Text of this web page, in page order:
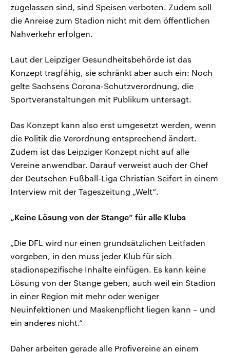
zugelassen sind, sind Speisen verboten. Zudem soll
die Anreise zum Stadion nicht mit dem öffentlichen
Nahverkehr erfolgen.
Laut der Leipziger Gesundheitsbehörde ist das
Konzept tragfähig, sie schränkt aber auch ein: Noch
gelte Sachsens Corona-Schutzverordnung, die
Sportveranstaltungen mit Publikum untersagt.
Das Konzept kann also erst umgesetzt werden, wenn
die Politik die Verordnung entsprechend ändert.
Zudem ist das Leipziger Konzept nicht auf alle
Vereine anwendbar. Darauf verweist auch der Chef
der Deutschen Fußball-Liga Christian Seifert in einem
Interview mit der Tageszeitung „Welt“.
„Keine Lösung von der Stange“ für alle Klubs
„Die DFL wird nur einen grundsätzlichen Leitfaden
vorgeben, in den muss jeder Klub für sich
stadionspezifische Inhalte einfügen. Es kann keine
Lösung von der Stange geben, auch weil ein Stadion
in einer Region mit mehr oder weniger
Neuinfektionen und Maskenpflicht liegen kann – und
ein anderes nicht.“
Daher arbeiten gerade alle Profivereine an einem